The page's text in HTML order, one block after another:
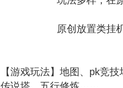
原创放置类挂机游戏
【游戏玩法】地图、pk竞